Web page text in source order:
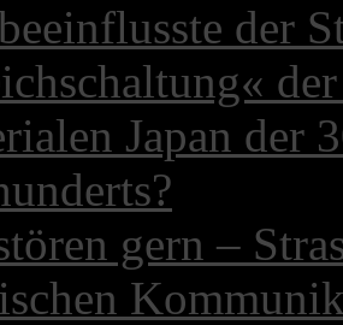
der
Japan der
gern –